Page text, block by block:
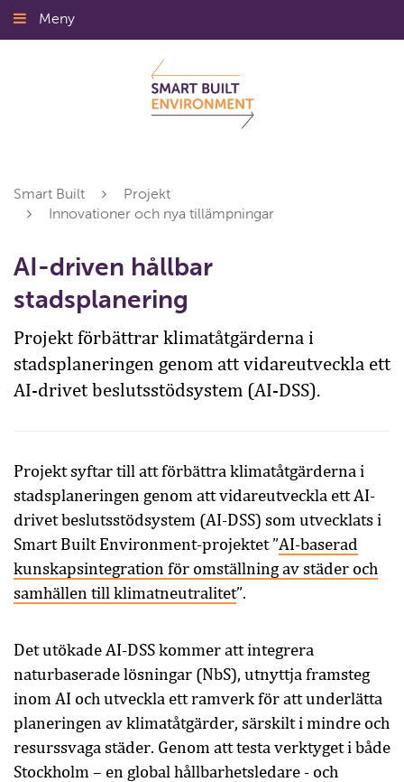
Gå
till
Meny
Smart Built
Projekt
Innovationer och nya tillämpningar
AI-driven hållbar
stadsplanering
Projekt förbättrar klimatåtgärderna i
stadsplaneringen genom att vidareutveckla ett
AI-drivet beslutsstödsystem (AI-DSS).
Projekt syftar till att förbättra klimatåtgärderna i
stadsplaneringen genom att vidareutveckla ett AI-
drivet beslutsstödsystem (AI-DSS) som utvecklats i
Smart Built Environment-projektet ”AI-baserad
kunskapsintegration för omställning av städer och
samhällen till klimatneutralitet”.
Det utökade AI-DSS kommer att integrera
naturbaserade lösningar (NbS), utnyttja framsteg
inom AI och utveckla ett ramverk för att underlätta
planeringen av klimatåtgärder, särskilt i mindre och
resurssvaga städer. Genom att testa verktyget i både
Stockholm – en global hållbarhetsledare - och